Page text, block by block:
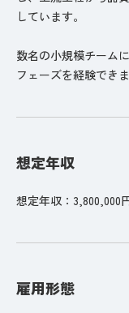
しています。
数名の小規模チーム
フェーズを経験できま
想定年収
想定年収：3,800,000
雇用形態